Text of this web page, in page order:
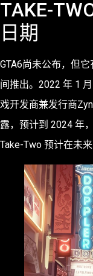
TAKE-
日期
GTA6尚未公布，但
间推出。2022 年 1
戏开发商兼发行商
露，预计到 2024 年
Take-Two 预计在未